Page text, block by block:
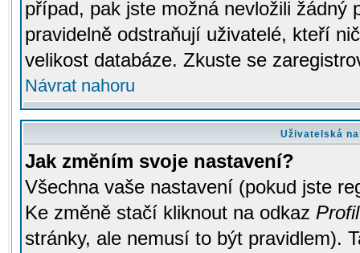
případ, pak jste možná nevložili žádný
pravidelně odstraňují uživatelé, kteří
velikost databáze. Zkuste se
Návrat nahoru
Uživatelská
Jak změním svoje nastavení?
Všechna vaše nastavení (pokud jste
Ke změně stačí kliknout na odkaz Profil
stránky, ale nemusí to být pravidlem).